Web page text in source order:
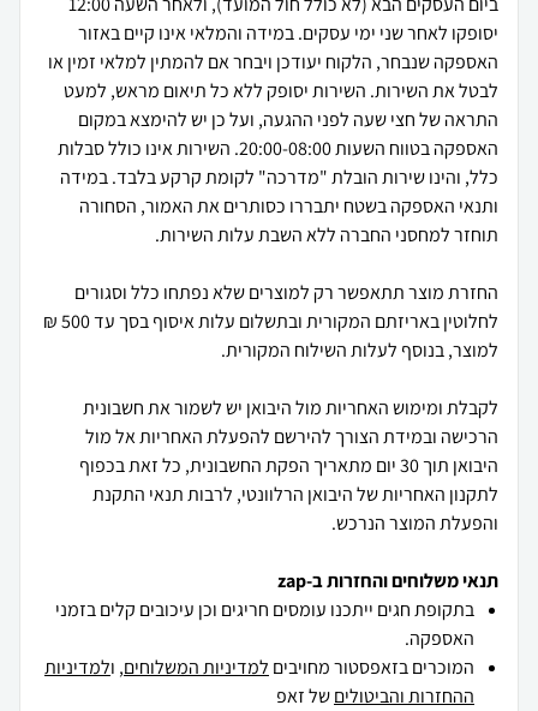
יסופקו לאחר שני ימי עסקים. במידה והמלאי אינו קיים באזור
האספקה שנבחר, הלקוח יעודכן ויבחר אם להמתין למלאי זמין או
לבטל את השירות. השירות יסופק ללא כל תיאום מראש, למעט
התראה של חצי שעה לפני ההגעה, ועל כן יש להימצא במקום
האספקה בטווח השעות 20:00-08:00. השירות אינו כולל סבלות
כלל, והינו שירות הובלת "מדרכה" לקומת קרקע בלבד. במידה
ותנאי האספקה בשטח יתבררו כסותרים את האמור, הסחורה
החזרת מוצר תתאפשר רק למוצרים שלא נפתחו כלל וסגורים
לחלוטין באריזתם המקורית ובתשלום עלות איסוף בסך עד 500 ₪
לקבלת ומימוש האחריות מול היבואן יש לשמור את חשבונית
הרכישה ובמידת הצורך להירשם להפעלת האחריות אל מול
היבואן תוך 30 יום מתאריך הפקת החשבונית, כל זאת בכפוף
לתקנון האחריות של היבואן הרלוונטי, לרבות תנאי התקנת
והפעלת המוצר הנרכש.
תנאי משלוחים והחזרות ב-zap
בתקופת חגים ייתכנו עומסים חריגים וכן עיכובים קלים בזמני
האספקה.
המוכרים בזאפסטור מחויבים למדיניות המשלוחים, ולמדיניות
ההחזרות והביטוליםשל זאפ